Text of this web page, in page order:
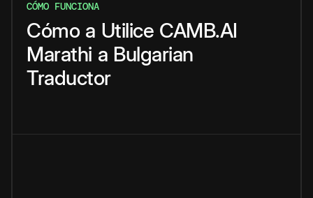
CÓMO FUNCIONA
Cómo a Utilice CAMB.AI
Marathi a Bulgarian
Traductor